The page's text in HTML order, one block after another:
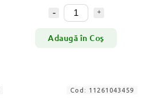
Adaugă în Coş
Cod: 11261043459